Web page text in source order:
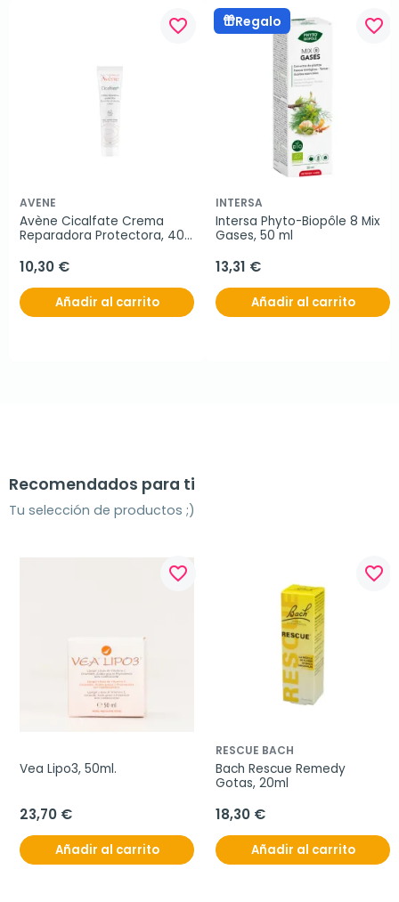
favorite_border
AVENE
Avène Cicalfate Crema
Reparadora Protectora, 40
10,30 €
Añadir al carrito
Regalo favorite_border
INTERSA
Intersa Phyto-Biopôle 8 Mix
Gases, 50 ml
13,31 €
Añadir al carrito
Recomendados para ti
Tu selección de productos ;)
favorite_border
Vea Lipo3, 50ml.
23,70 €
Añadir al carrito
favorite_border
RESCUE BACH
Bach Rescue Remedy
Gotas, 20ml
18,30 €
Añadir al carrito